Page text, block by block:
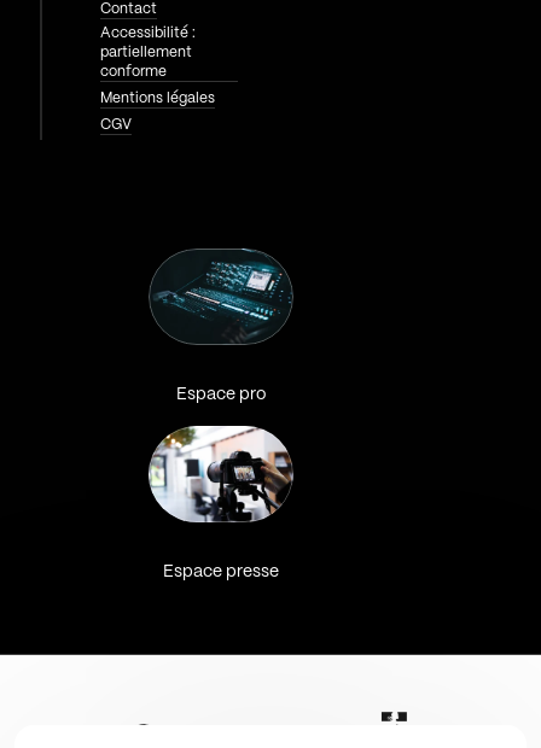
Contact
Accessibilité :
partiellement
conforme
Mentions légales
CGV
Espace pro
Espace presse